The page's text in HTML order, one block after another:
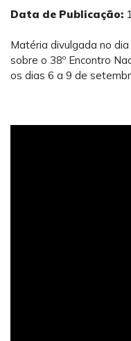
Data de Publicação:
Matéria divulgada no
sobre o 38º Encontro
os dias 6 a 9 de